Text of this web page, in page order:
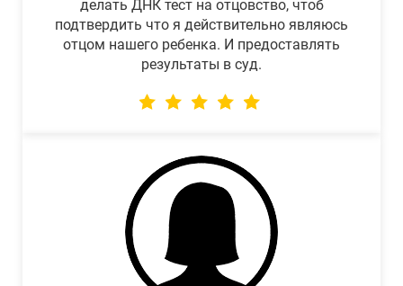
делать ДНК тест на отцовство, чтоб
подтвердить что я действительно являюсь
отцом нашего ребенка. И предоставлять
результаты в суд.